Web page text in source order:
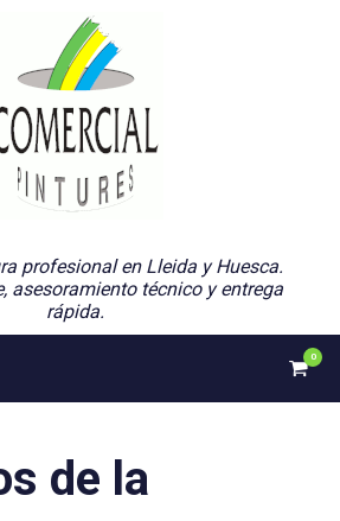
profesional en Lleida y Huesca.
asesoramiento técnico y entrega
rápida.
Ver
0
de la